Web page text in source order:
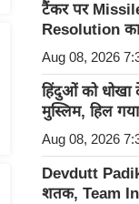
टैंकर पर
Resolution
Aug 08, 2026
हिंदुओं को
मुस्लिम, हिल
Aug 08, 2026
Devdutt
शतक, Team